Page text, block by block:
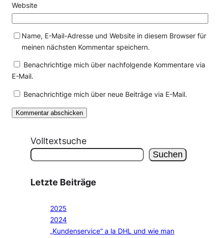
Website
Name, E-Mail-Adresse und Website in diesem Browser für
meinen nächsten Kommentar speichern.
Benachrichtige mich über nachfolgende Kommentare via
E-Mail.
Benachrichtige mich über neue Beiträge via E-Mail.
Volltextsuche
Suchen
Letzte Beiträge
2025
2024
„Kundenservice“ a la DHL und wie man